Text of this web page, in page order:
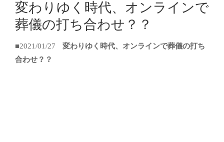
変わりゆく時代、オンラインで
葬儀の打ち合わせ？？
■2021/01/27
変わりゆく時代、オンラインで葬儀の打ち
合わせ？？